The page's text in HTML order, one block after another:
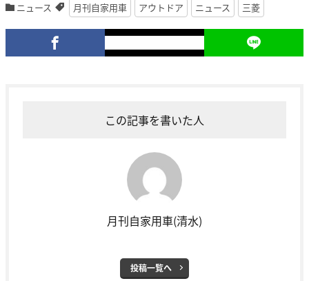
ニュース 月刊自家用車 アウトドア ニュース 三菱
この記事を書いた人
月刊自家用車(清水)
投稿一覧へ